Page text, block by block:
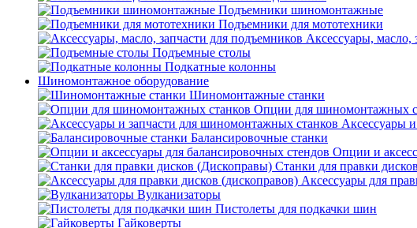
Подъемники шиномонтажные
Подъемники для мототехники
Аксессуары, масло,
Подъемные столы
Подкатные колонны
Шиномонтажное оборудование
Шиномонтажные станки
Опции для шиномонтажных
Аксессуары
Балансировочные станки
Опции и
Станки для правки
Аксессуары для
Вулканизаторы
Пистолеты для подкачки шин
Гайковерты